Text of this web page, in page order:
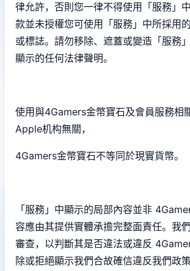
律允許，否則您一律不得使用「服務」
款並未授權您可使用「服務」中所採用
或標誌。請勿移除、遮蓋或變造「服務
顯示的任何法律聲明。
使用與4Gamers金幣寶石及會員服務相
Apple机构無關，
4Gamers金幣寶石不等同於現實貨幣。
「服務」中顯示的局部內容並非
容應由其提供實體承擔完整面責任。我
審查，以判斷其是否違法或違反
除或拒絕顯示我們合故確信違反我們政